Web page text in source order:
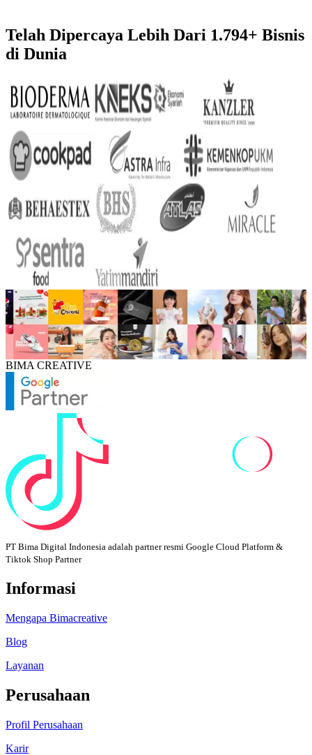
Telah Dipercaya Lebih Dari 1.794+ Bisnis
di Dunia
BIMA CREATIVE
PT Bima Digital Indonesia adalah partner resmi Google Cloud Platform &
Tiktok Shop Partner
Informasi
Mengapa Bimacreative
Blog
Layanan
Perusahaan
Profil Perusahaan
Karir